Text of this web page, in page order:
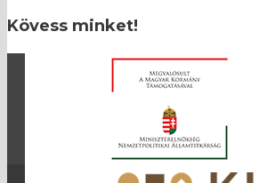
Kövess minket!